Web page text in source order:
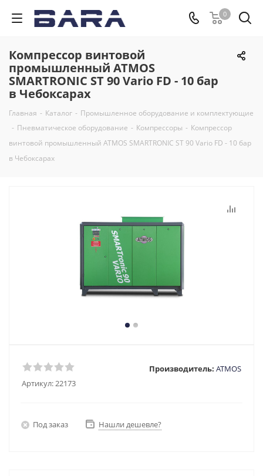
0
Компрессор винтовой
промышленный ATMOS
SMARTRONIC ST 90 Vario FD - 10 бар
в Чебоксарах
Главная - Каталог - Промышленное оборудование и комплектующие
- Пневматическое оборудование - Компрессоры - Компрессор
винтовой промышленный ATMOS SMARTRONIC ST 90 Vario FD - 10 бар
в Чебоксарах
Артикул:22173
Производитель: ATMOS
Под заказ Нашли дешевле?